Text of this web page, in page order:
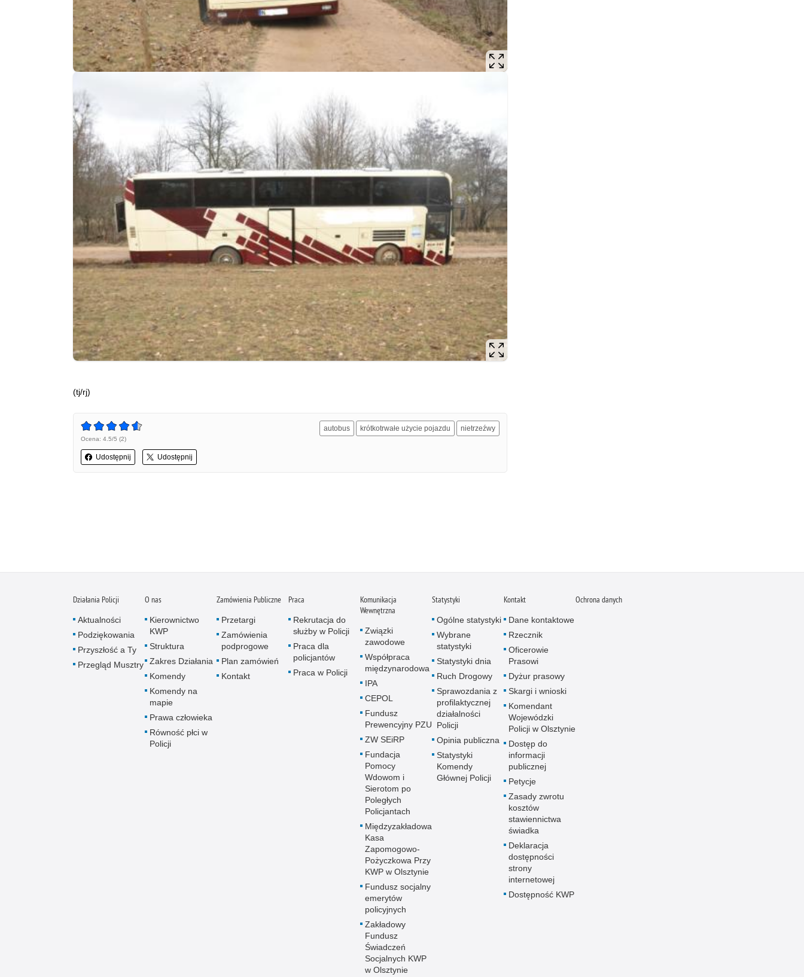
(tj/rj)
Ocena: 4.5/5 (2)
Udostępnij Udostępnij
autobus krótkotrwałe użycie pojazdu nietrzeźwy
Działania Policji
Aktualności
Podziękowania
Przyszłość a Ty
Przegląd Musztry
O nas
Kierownictwo
KWP
Struktura
Zakres Działania
Komendy
Komendy na
mapie
Prawa człowieka
Równość płci w
Policji
Zamówienia Publiczne
Przetargi
Zamówienia
podprogowe
Plan zamówień
Kontakt
Praca
Rekrutacja do
służby w Policji
Praca dla
policjantów
Praca w Policji
Komunikacja
Wewnętrzna
Związki
zawodowe
Współpraca
międzynarodowa
IPA
CEPOL
Fundusz
Prewencyjny PZU
ZW SEiRP
Fundacja
Pomocy
Wdowom i
Sierotom po
Poległych
Policjantach
Międzyzakładowa
Kasa
Zapomogowo-
Pożyczkowa Przy
KWP w Olsztynie
Fundusz socjalny
emerytów
policyjnych
Zakładowy
Fundusz
Świadczeń
Socjalnych KWP
w Olsztynie
Statystyki
Ogólne statystyki
Wybrane
statystyki
Statystyki dnia
Ruch Drogowy
Sprawozdania z
profilaktycznej
działalności
Policji
Opinia publiczna
Statystyki
Komendy
Głównej Policji
Kontakt
Dane kontaktowe
Rzecznik
Oficerowie
Prasowi
Dyżur prasowy
Skargi i wnioski
Komendant
Wojewódzki
Policji w Olsztynie
Dostęp do
informacji
publicznej
Petycje
Zasady zwrotu
kosztów
stawiennictwa
świadka
Deklaracja
dostępności
strony
internetowej
Dostępność KWP
Ochrona danych